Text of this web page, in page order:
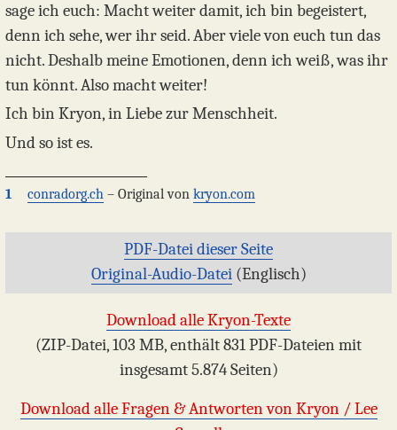
sage ich euch: Macht weiter damit, ich bin begeistert,
denn ich sehe, wer ihr seid. Aber viele von euch tun das
nicht. Deshalb meine Emotionen, denn ich weiß, was ihr
tun könnt. Also macht weiter!
Ich bin Kryon, in Liebe zur Menschheit.
Und so ist es.
1 conradorg.ch – Original von kryon.com
PDF-Datei dieser Seite
Original-Audio-Datei(Englisch)
Download alle Kryon-Texte
(ZIP-Datei, 103 MB, enthält 831 PDF-Dateien mit
insgesamt 5.874 Seiten)
Download alle Fragen & Antworten von Kryon / Lee